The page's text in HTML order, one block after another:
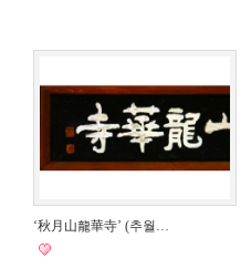
‘秋月山龍華寺’ (추월…